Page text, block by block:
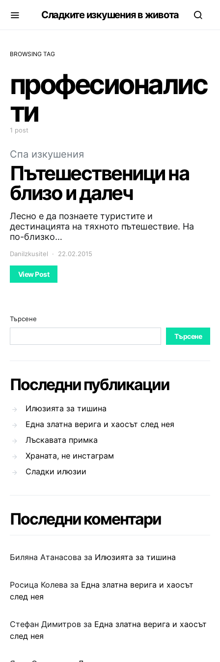
Сладките изкушения в живота
BROWSING TAG
професионалис
ти
1 post
Спа изкушения
Пътешественици на
близо и далеч
Лесно е да познаете туристите и
дестинацията на тяхното пътешествие. На
по-близко…
DaniIzkusitel 22.02.2015
View Post
Търсене
Търсене
Последни публикации
Илюзията за тишина
Една златна верига и хаосът след нея
Лъскавата примка
Храната, не инстаграм
Сладки илюзии
Последни коментари
Биляна Атанасова за Илюзията за тишина
Росица Колева за Една златна верига и хаосът
след нея
Стефан Димитров за Една златна верига и хаосът
след нея